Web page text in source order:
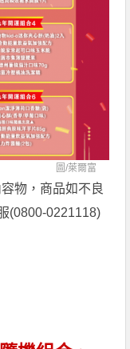
圖/萊爾富
物，商品如不良
(0800-0221118)